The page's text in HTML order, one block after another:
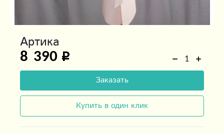
Артика
8 390
Заказать
Купить в один клик